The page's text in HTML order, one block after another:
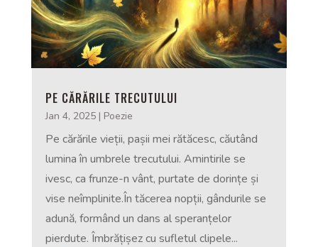
PE CĂRĂRILE TRECUTULUI
Jan 4, 2025| Poezie
Pe cărările vieții, pașii mei rătăcesc, căutând
lumina în umbrele trecutului. Amintirile se
ivesc, ca frunze-n vânt, purtate de dorințe și
vise neîmplinite.În tăcerea nopții, gândurile se
adună, formând un dans al speranțelor
pierdute. Îmbrățișez cu sufletul clipele...